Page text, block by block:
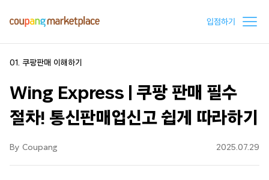
입점하기
01. 쿠팡판매 이해하기
Wing Express | 쿠팡 판매 필수
절차! 통신판매업신고 쉽게 따라하기
By Coupang 2025.07.29